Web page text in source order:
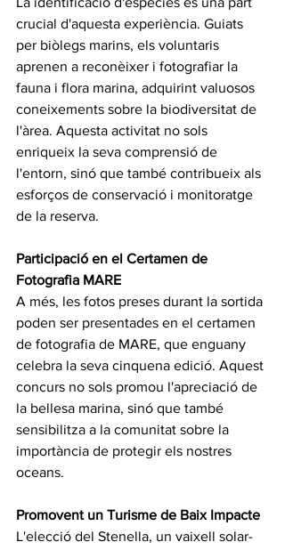
crucial d'aquesta experiència. Guiats
per biòlegs marins, els voluntaris
aprenen a reconèixer i fotografiar la
fauna i flora marina, adquirint valuosos
coneixements sobre la biodiversitat de
l'àrea. Aquesta activitat no sols
enriqueix la seva comprensió de
l'entorn, sinó que també contribueix als
esforços de conservació i monitoratge
de la reserva.
Participació en el Certamen de
Fotografia MARE
A més, les fotos preses durant la sortida
poden ser presentades en el certamen
de fotografia de MARE, que enguany
celebra la seva cinquena edició. Aquest
concurs no sols promou l'apreciació de
la bellesa marina, sinó que també
sensibilitza a la comunitat sobre la
importància de protegir els nostres
oceans.
Promovent un Turisme de Baix Impacte
L'elecció del Stenella, un vaixell solar-